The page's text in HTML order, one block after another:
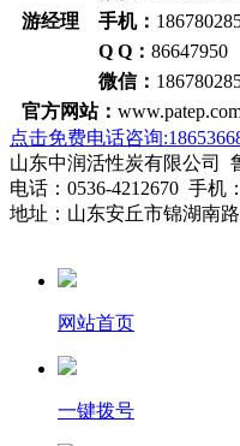
游经理 手机：
Q Q： 86647950
微信：
官方网站：
点击免费电话咨询
山东中润活性炭有限公司
电话：0536-4212670 手机
地址：山东安丘市锦湖南
网站首页
一键拨号